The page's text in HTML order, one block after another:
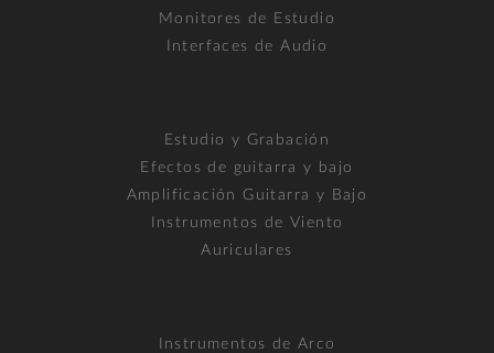
Monitores de Estudio
Interfaces de Audio
Estudio y Grabación
Efectos de guitarra y bajo
Amplificación Guitarra y Bajo
Instrumentos de Viento
Auriculares
Instrumentos de Arco